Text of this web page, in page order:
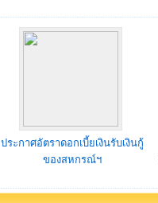
ประกาศอัตราดอกเบี้ยเงินรับเงินกู้
ของสหกรณ์ฯ